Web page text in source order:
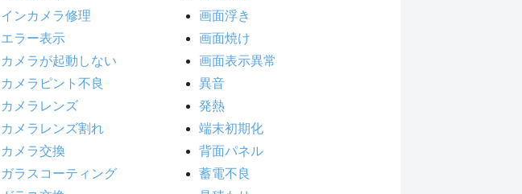
インカメラ修理
エラー表示
カメラが起動しない
カメラピント不良
カメラレンズ
カメラレンズ割れ
カメラ交換
ガラスコーティング
画面浮き
画面焼け
画面表示異常
異音
発熱
端末初期化
背面パネル
蓄電不良